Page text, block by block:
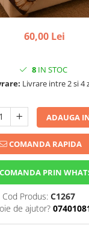
60,00 Lei
8 IN STOC
Livrare intre 2 si 4
ADAUGA
COMANDA RAPIDA
COMANDA PRIN
Cod Produs: C1267
de ajutor?